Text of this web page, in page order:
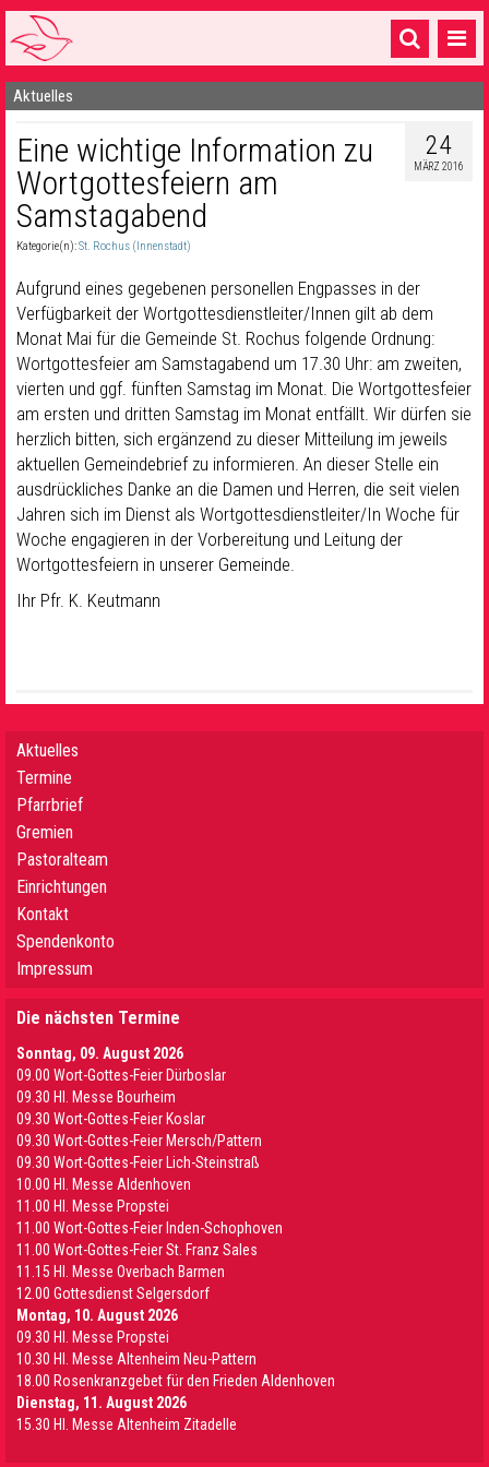
Startseite
1 Pfarrei
16 Gemeinden & mehr
Gottesdienste & Sinnsuche
Sakramente & Feste
Gemeinschaft & Soziales
Musik& Kultur
Seelsorge & Kontakt
Aktuelles
24
MÄRZ 2016
Eine wichtige Information zu
Wortgottesfeiern am
Samstagabend
Kategorie(n):St. Rochus (Innenstadt)
Aufgrund eines gegebenen personellen Engpasses in der
Verfügbarkeit der Wortgottesdienstleiter/Innen gilt ab dem
Monat Mai für die Gemeinde St. Rochus folgende Ordnung:
Wortgottesfeier am Samstagabend um 17.30 Uhr: am zweiten,
vierten und ggf. fünften Samstag im Monat. Die Wortgottesfeier
am ersten und dritten Samstag im Monat entfällt. Wir dürfen sie
herzlich bitten, sich ergänzend zu dieser Mitteilung im jeweils
aktuellen Gemeindebrief zu informieren. An dieser Stelle ein
ausdrückliches Danke an die Damen und Herren, die seit vielen
Jahren sich im Dienst als Wortgottesdienstleiter/In Woche für
Woche engagieren in der Vorbereitung und Leitung der
Wortgottesfeiern in unserer Gemeinde.
Ihr Pfr. K. Keutmann
Aktuelles
Termine
Pfarrbrief
Gremien
Pastoralteam
Einrichtungen
Kontakt
Spendenkonto
Impressum
Die nächsten Termine
Sonntag, 09. August 2026
09.00 Wort-Gottes-Feier Dürboslar
09.30 HI. Messe Bourheim
09.30 Wort-Gottes-Feier Koslar
09.30 Wort-Gottes-Feier Mersch/Pattern
09.30 Wort-Gottes-Feier Lich-Steinstraß
10.00 Hl. Messe Aldenhoven
11.00 Hl. Messe Propstei
11.00 Wort-Gottes-Feier Inden-Schophoven
11.00 Wort-Gottes-Feier St. Franz Sales
11.15 Hl. Messe Overbach Barmen
12.00 Gottesdienst Selgersdorf
Montag, 10. August 2026
09.30 Hl. Messe Propstei
10.30 Hl. Messe Altenheim Neu-Pattern
18.00 Rosenkranzgebet für den Frieden Aldenhoven
Dienstag, 11. August 2026
15.30 Hl. Messe Altenheim Zitadelle